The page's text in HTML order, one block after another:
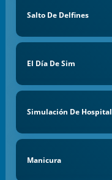
Salto De Delfines
El Día De Sim
Simulación De Hospital
Manicura